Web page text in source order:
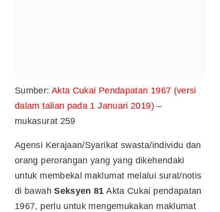
Sumber: Akta Cukai Pendapatan 1967 (versi
dalam talian pada 1 Januari 2019) –
mukasurat 259
Agensi Kerajaan/Syarikat swasta/individu dan
orang perorangan yang yang dikehendaki
untuk membekal maklumat melalui surat/notis
di bawahSeksyen 81 Akta Cukai pendapatan
1967, perlu untuk mengemukakan maklumat